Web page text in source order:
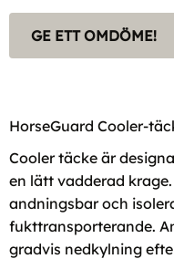
GE ETT OMDÖME!
HorseGuard Cooler-
Cooler täcke är
en lätt vadderad
andningsbar och
fukttransporterande.
gradvis nedkylning